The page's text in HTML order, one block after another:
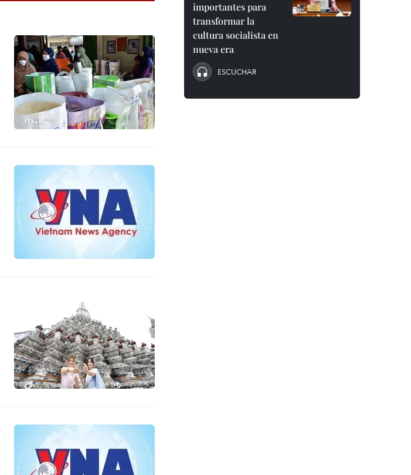
importantes para
transformar la
cultura socialista en
nueva era
ESCUCHAR